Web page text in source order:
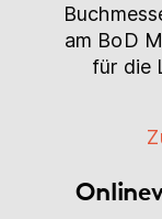
am BoD
für die